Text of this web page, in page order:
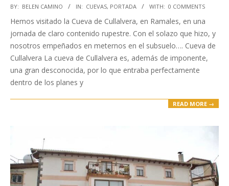
2018-
11-
13
BY: BELEN CAMINO IN: CUEVAS, PORTADA WITH: 0 COMMENTS
Hemos visitado la Cueva de Cullalvera, en Ramales, en una
jornada de claro contenido rupestre. Con el solazo que hizo, y
nosotros empeñados en meternos en el subsuelo…. Cueva de
Cullalvera La cueva de Cullalvera es, además de imponente,
una gran desconocida, por lo que entraba perfectamente
dentro de los planes y
READ MORE →